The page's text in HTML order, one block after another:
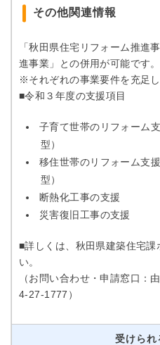
その他関連情報
「秋田県住宅リフォーム推進
進事業」との併用が可能です。
※それぞれの事業要件を充足
■令和３年度の支援項目
子育て世帯のリフォーム
型）
移住世帯のリフォーム支
型）
断熱化工事の支援
災害復旧工事の支援
■詳しくは、秋田県建築住宅課
い。
（お問い合わせ・申請窓口
4‐27‐1777）
受けられ